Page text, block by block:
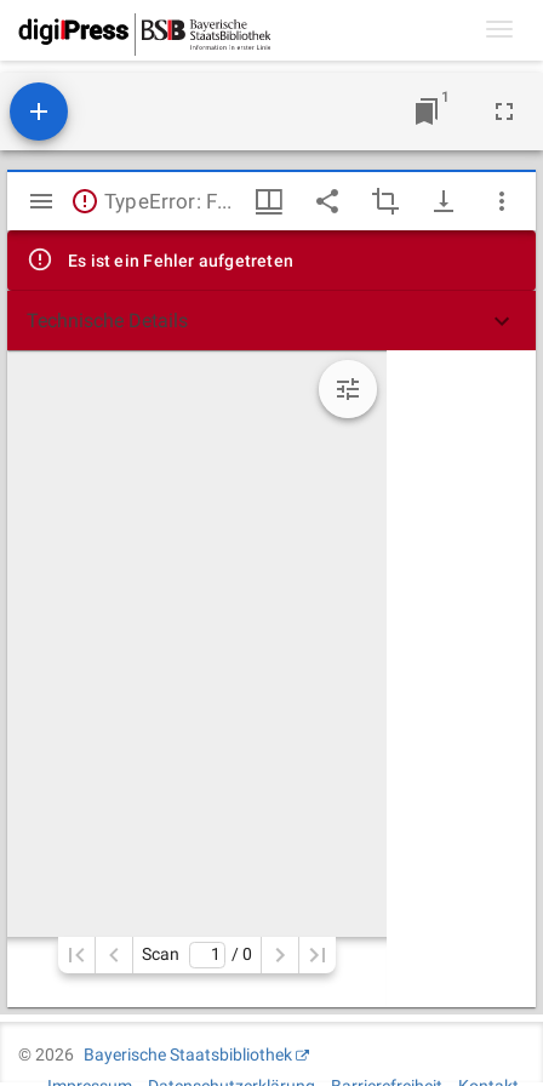
1
Mirador
Viewer
TypeError: Failed to fetch
Es ist ein Fehler aufgetreten
Technische Details
Scan / 0
©2026
Bayerische Staatsbibliothek